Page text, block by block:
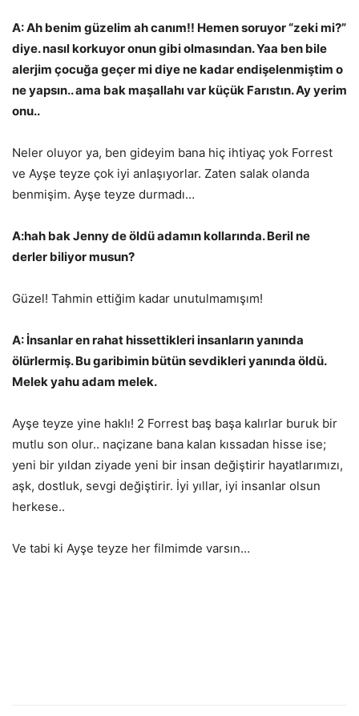
A: Ah benim güzelim ah canım!! Hemen soruyor “zeki mi?”
diye. nasıl korkuyor onun gibi olmasından. Yaa ben bile
alerjim çocuğa geçer mi diye ne kadar endişelenmiştim o
ne yapsın.. ama bak maşallahı var küçük Farıstın. Ay yerim
onu..
Neler oluyor ya, ben gideyim bana hiç ihtiyaç yok Forrest
ve Ayşe teyze çok iyi anlaşıyorlar. Zaten salak olanda
benmişim. Ayşe teyze durmadı…
A:hah bak Jenny de öldü adamın kollarında. Beril ne
derler biliyor musun?
Güzel! Tahmin ettiğim kadar unutulmamışım!
A: İnsanlar en rahat hissettikleri insanların yanında
ölürlermiş. Bu garibimin bütün sevdikleri yanında öldü.
Melek yahu adam melek.
Ayşe teyze yine haklı! 2 Forrest baş başa kalırlar buruk bir
mutlu son olur.. naçizane bana kalan kıssadan hisse ise;
yeni bir yıldan ziyade yeni bir insan değiştirir hayatlarımızı,
aşk, dostluk, sevgi değiştirir. İyi yıllar, iyi insanlar olsun
herkese..
Ve tabi ki Ayşe teyze her filmimde varsın…